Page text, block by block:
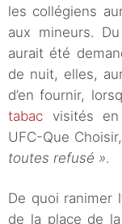
les collégiens
aux mineurs.
aurait été
de nuit, elles,
d’en fournir,
tabac visités en
UFC-Que Choisir,
toutes refusé ».
De quoi ranimer
de la place de